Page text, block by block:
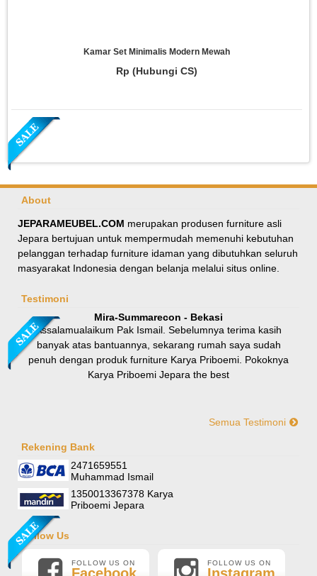
Kamar Set Minimalis Modern Mewah
Rp (Hubungi CS)
Meja Makan Oval Minimalis Kursi Silang
Rp 8.100.0009.000.000
Rp (Hubungi CS)
About
JEPARAMEUBEL.COM merupakan produsen furniture asli
Jepara bertujuan untuk mempermudah memenuhi kebutuhan
pelanggan terhadap furniture idaman yang dibutuhkan seluruh
masyarakat Indonesia dengan belanja melalui situs online.
Testimoni
Mira-Summarecon - Bekasi
Assalamualaikum Pak Ismail. Sebelumnya terima kasih
banyak atas bantuannya, sekarang rumah saya sudah
penuh dengan produk furniture Karya Priboemi. Pokoknya
Karya Priboemi Jepara the best
Hallo mas ismail, terima kasih banyak ya. Barang furniture
kasih banyak mas mail.
Semua Testimoni
Rekening Bank
2471659551
Muhammad Ismail
1350013367378 Karya
Priboemi Jepara
Follow Us
FOLLOW US ON FOLLOW US ON